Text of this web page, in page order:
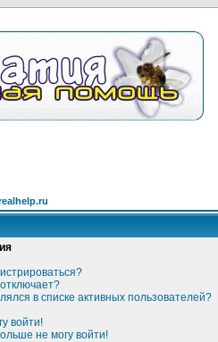
в списке активных пользователей?
войти!
не могу войти!